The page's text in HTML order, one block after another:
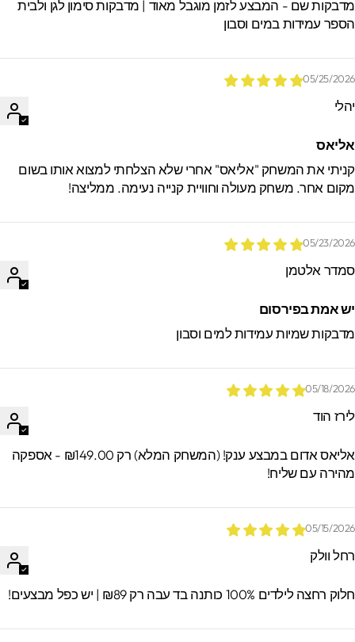
שם - המבצע לזמן מוגבל מאוד | מדבקות סימון לגן ולבית
עמידות במים וסבון
05/25/
את המשחק "אליאס" אחרי שלא הצלחתי למצוא אותו בשום
אחר. משחק מעולה וחוויית קנייה נעימה. ממליצה!
05/23/
אלטמן
אמת בפירסום
שמיות עמידות למים וסבון
05/18/
הוד
אליאס אדום במבצע ענק! (המשחק המלא) רק ₪149.00 - אספקה
עם שליח!
05/15/
וולק
רחצה לילדים 100% כותנה בד עבה רק ₪89 | יש כפל מבצעים!